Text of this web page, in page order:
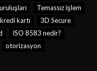
Temassız işlem
kredi kartı
3D Secure
ISO 8583 nedir?
otorizasyon